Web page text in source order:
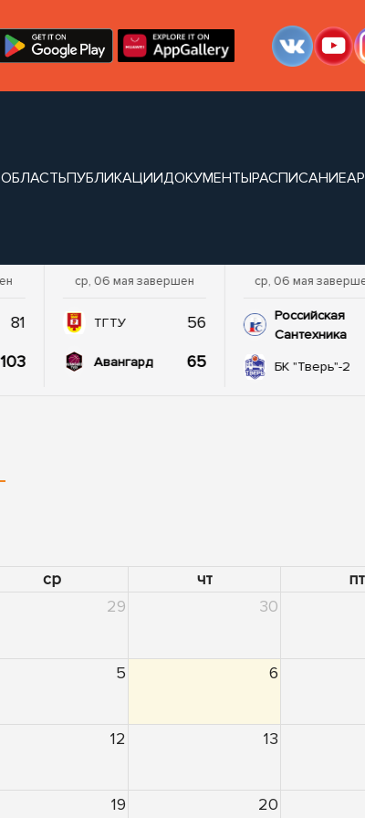
ПУБЛИКАЦИИДОКУМЕНТЫРАСПИСАНИЕ
81
103
ср, 06 мая завершен
ТГТУ 56
Авангард 65
ср, 06 мая
Российская
Сантехника
БК "Тверь"-2
ср чт пт
29 30
5 6
12 13
19 20